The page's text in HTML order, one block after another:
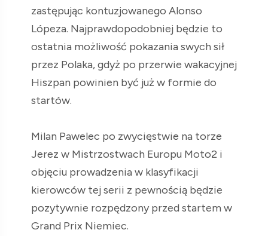
zastępując kontuzjowanego Alonso
Lópeza. Najprawdopodobniej będzie to
ostatnia możliwość pokazania swych sił
przez Polaka, gdyż po przerwie wakacyjnej
Hiszpan powinien być już w formie do
startów.
Milan Pawelec po zwycięstwie na torze
Jerez w Mistrzostwach Europu Moto2 i
objęciu prowadzenia w klasyfikacji
kierowców tej serii z pewnością będzie
pozytywnie rozpędzony przed startem w
Grand Prix Niemiec.